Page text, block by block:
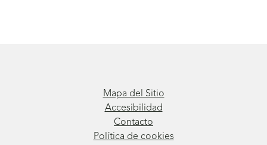
Mapa del Sitio
Accesibilidad
Contacto
Política de cookies